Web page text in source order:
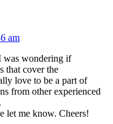
am
was wondering if
that cover the
love to be a part of
from other experienced
let me know. Cheers!